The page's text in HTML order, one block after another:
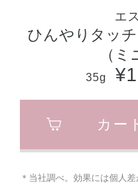
エ
ひんやりタッ
（ミ
35g
カー
＊当社調べ。効果には個人差